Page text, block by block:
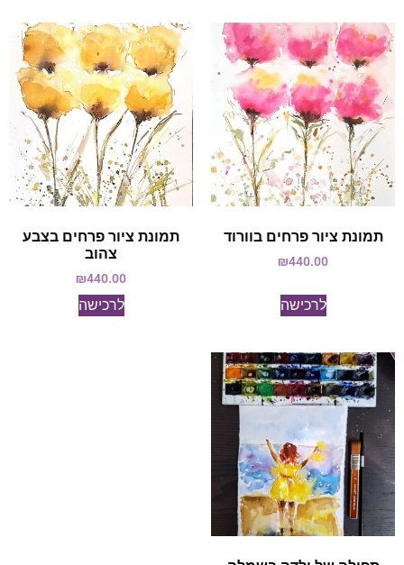
תמונת ציור פרחים בוורוד
₪440.00
לרכישה
תמונת ציור פרחים בצבע
צהוב
₪440.00
לרכישה